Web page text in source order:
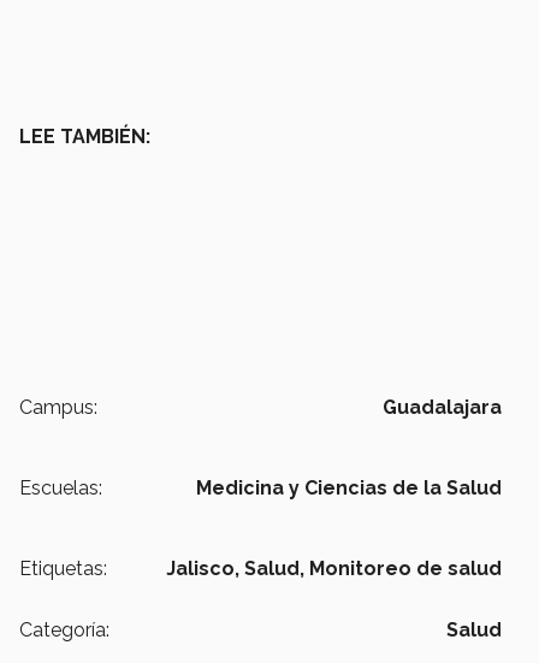
LEE TAMBIÉN:
Campus: Guadalajara
Escuelas: Medicina y Ciencias de la Salud
Etiquetas: Jalisco, Salud, Monitoreo de salud
Categoría: Salud